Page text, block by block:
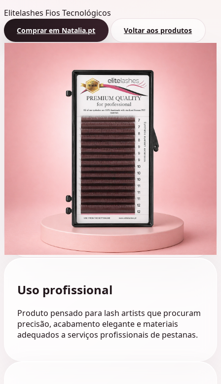
Elitelashes Fios Tecnológicos
Comprar em Natalia.pt Voltar aos produtos
Uso profissional
Produto pensado para lash artists que procuram
precisão, acabamento elegante e materiais
adequados a serviços profissionais de pestanas.